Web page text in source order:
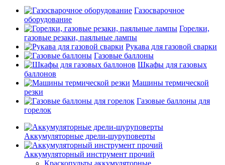
Газосварочное
оборудование
Горелки,
газовые резаки, паяльные лампы
Рукава для газовой сварки
Газовые баллоны
Шкафы для газовых
баллонов
Машины термической
резки
Газовые баллоны для
горелок
Аккумуляторные дрели-шуруповерты
Аккумуляторный инструмент прочий
Краскопульты аккумуляторные